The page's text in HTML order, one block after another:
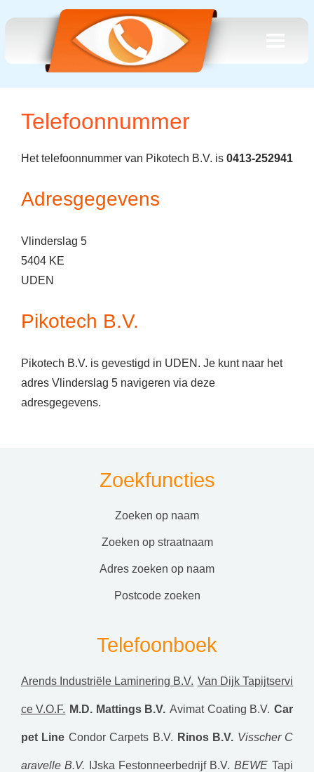
Telefoonnummer
Het telefoonnummer van Pikotech B.V. is 0413-252941
Adresgegevens
Vlinderslag 5
5404 KE
UDEN
Pikotech B.V.
Pikotech B.V. is gevestigd in UDEN. Je kunt naar het
adres Vlinderslag 5 navigeren via deze
adresgegevens.
Zoekfuncties
zoeken op naam
zoeken op straatnaam
adres zoeken op naam
postcode zoeken
Telefoonboek
Arends Industriële Laminering B.V. Van Dijk Tapijtservi
ce V.O.F. M.D. Mattings B.V. Avimat Coating B.V. Car
pet Line Condor Carpets B.V. Rinos B.V. Visscher C
aravelle B.V. IJska Festonneerbedrijf B.V. BEWE Tapi